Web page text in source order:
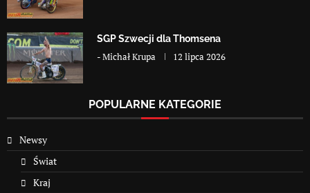
SGP Szwecji dla Thomsena
-Michał Krupa 12 lipca 2026
POPULARNE KATEGORIE
Newsy
Świat
Kraj